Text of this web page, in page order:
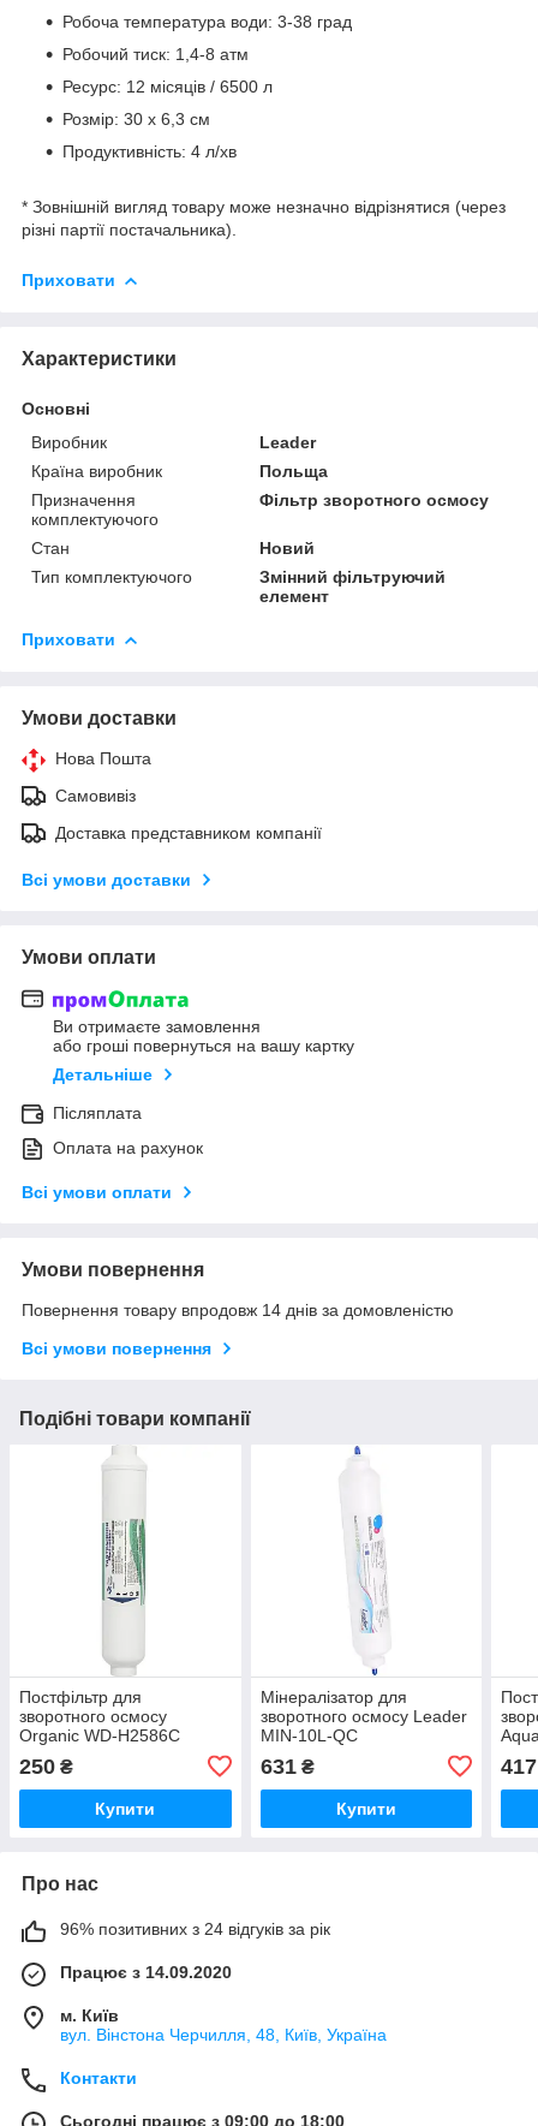
Робоча температура води: 3-38 град
Робочий тиск: 1,4-8 атм
Ресурс: 12 місяців / 6500 л
Розмір: 30 х 6,3 см
Продуктивність: 4 л/хв
* Зовнішній вигляд товару може незначно відрізнятися (через
різні партії постачальника).
Приховати
Характеристики
Основні
Виробник
Leader
Країна виробник
Польща
Призначення
комплектуючого
Фільтр зворотного осмосу
Стан
Новий
Тип комплектуючого
Змінний фільтруючий
елемент
Приховати
Умови доставки
Нова Пошта
Самовивіз
Доставка представником компанії
Всі умови доставки
Умови оплати
Ви отримаєте замовлення
або гроші повернуться на вашу картку
Детальніше
Післяплата
Оплата на рахунок
Всі умови оплати
Умови повернення
Повернення товару впродовж 14 днів за домовленістю
Всі умови повернення
Подібні товари компанії
Постфільтр для
зворотного осмосу
Organic WD-H2586C
250 ₴
Купити
Мінералізатор для
зворотного осмосу Leader
MIN-10L-QC
631₴
Купити
417
Про нас
96% позитивних з 24 відгуків за рік
Працює з 14.09.2020
м. Київ
вул. Вінстона Черчилля, 48, Київ, Україна
Контакти
Сьогодні працює з 09:00 до 18:00